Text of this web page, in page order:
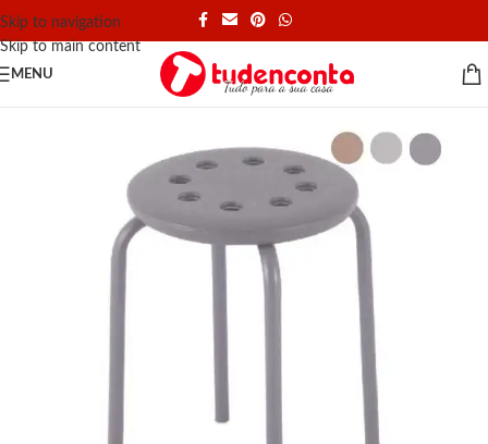
Skip to navigation
Skip to main content
MENU